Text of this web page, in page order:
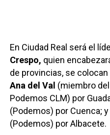
En Ciudad Real será el
Crespo, quien
de provincias, se
Ana del Val (miembro
Podemos CLM) por
(Podemos) por Cuenca;
(Podemos) por Albacete.